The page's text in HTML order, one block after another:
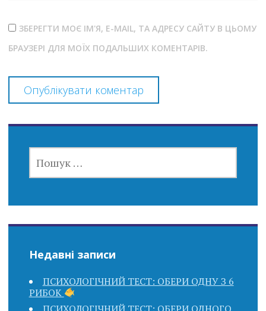
ЗБЕРЕГТИ МОЄ ІМ'Я, E-MAIL, ТА АДРЕСУ САЙТУ В ЦЬОМУ
БРАУЗЕРІ ДЛЯ МОЇХ ПОДАЛЬШИХ КОМЕНТАРІВ.
Недавні записи
ПСИХОЛОГІЧНИЙ ТЕСТ: ОБЕРИ ОДНУ З 6
РИБОК